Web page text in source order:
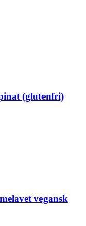
(glutenfri)
vegansk